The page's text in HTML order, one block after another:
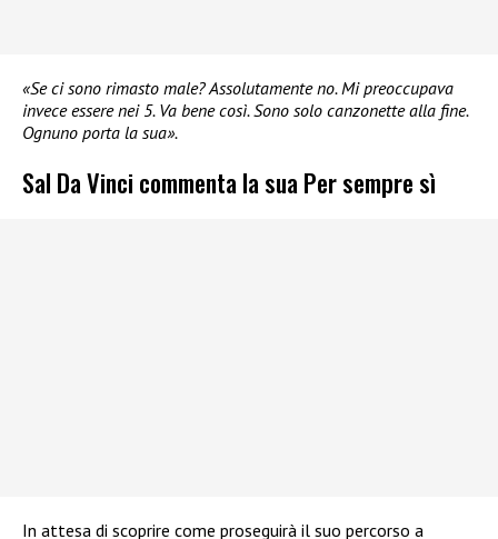
«Se ci sono rimasto male? Assolutamente no. Mi preoccupava
invece essere nei 5. Va bene così. Sono solo canzonette alla fine.
Ognuno porta la sua».
Sal Da Vinci commenta la sua Per sempre sì
In attesa di scoprire come proseguirà il suo percorso a